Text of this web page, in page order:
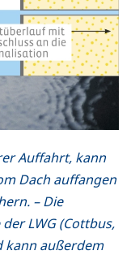
Auffahrt, kann
Dach auffangen
– Die
LWG (Cottbus,
kann außerdem